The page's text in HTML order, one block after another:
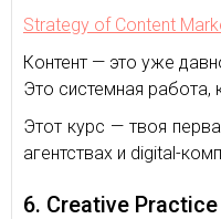
Strategy of Content
Контент — это уже
Это системная работа,
Этот курс — твоя
агентствах и digital-
6. Creative Practice